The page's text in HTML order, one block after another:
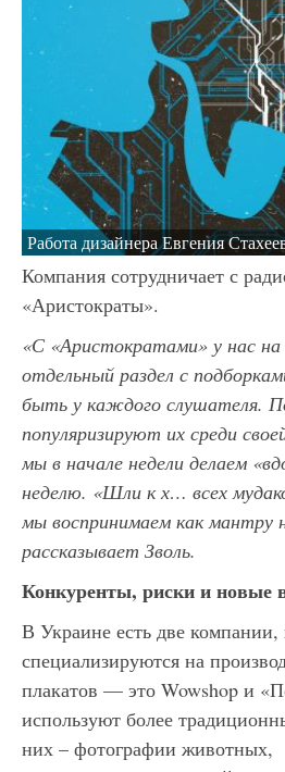
Работа дизайнера Евгения
Компания сотрудничает с
«Аристократы».
«С «Аристократами» у нас
отдельный раздел с
быть у каждого слушателя.
популяризируют их среди
мы в начале недели делаем
неделю. «Шли к х… всех
мы воспринимаем как мантру
рассказывает Зволь.
Конкуренты, риски и новые
В Украине есть две компании,
специализируются на
плакатов — это Wowshop и
используют более
них – фотографии животных,